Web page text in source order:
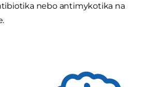
nebo antimykotika na